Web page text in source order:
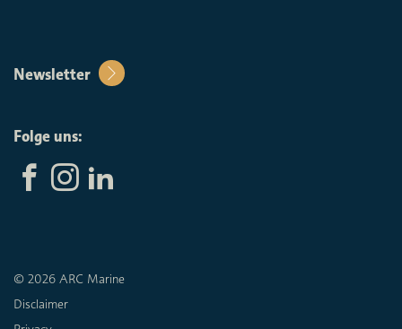
Newsletter
Folge uns:
© 2026 ARC Marine
Disclaimer